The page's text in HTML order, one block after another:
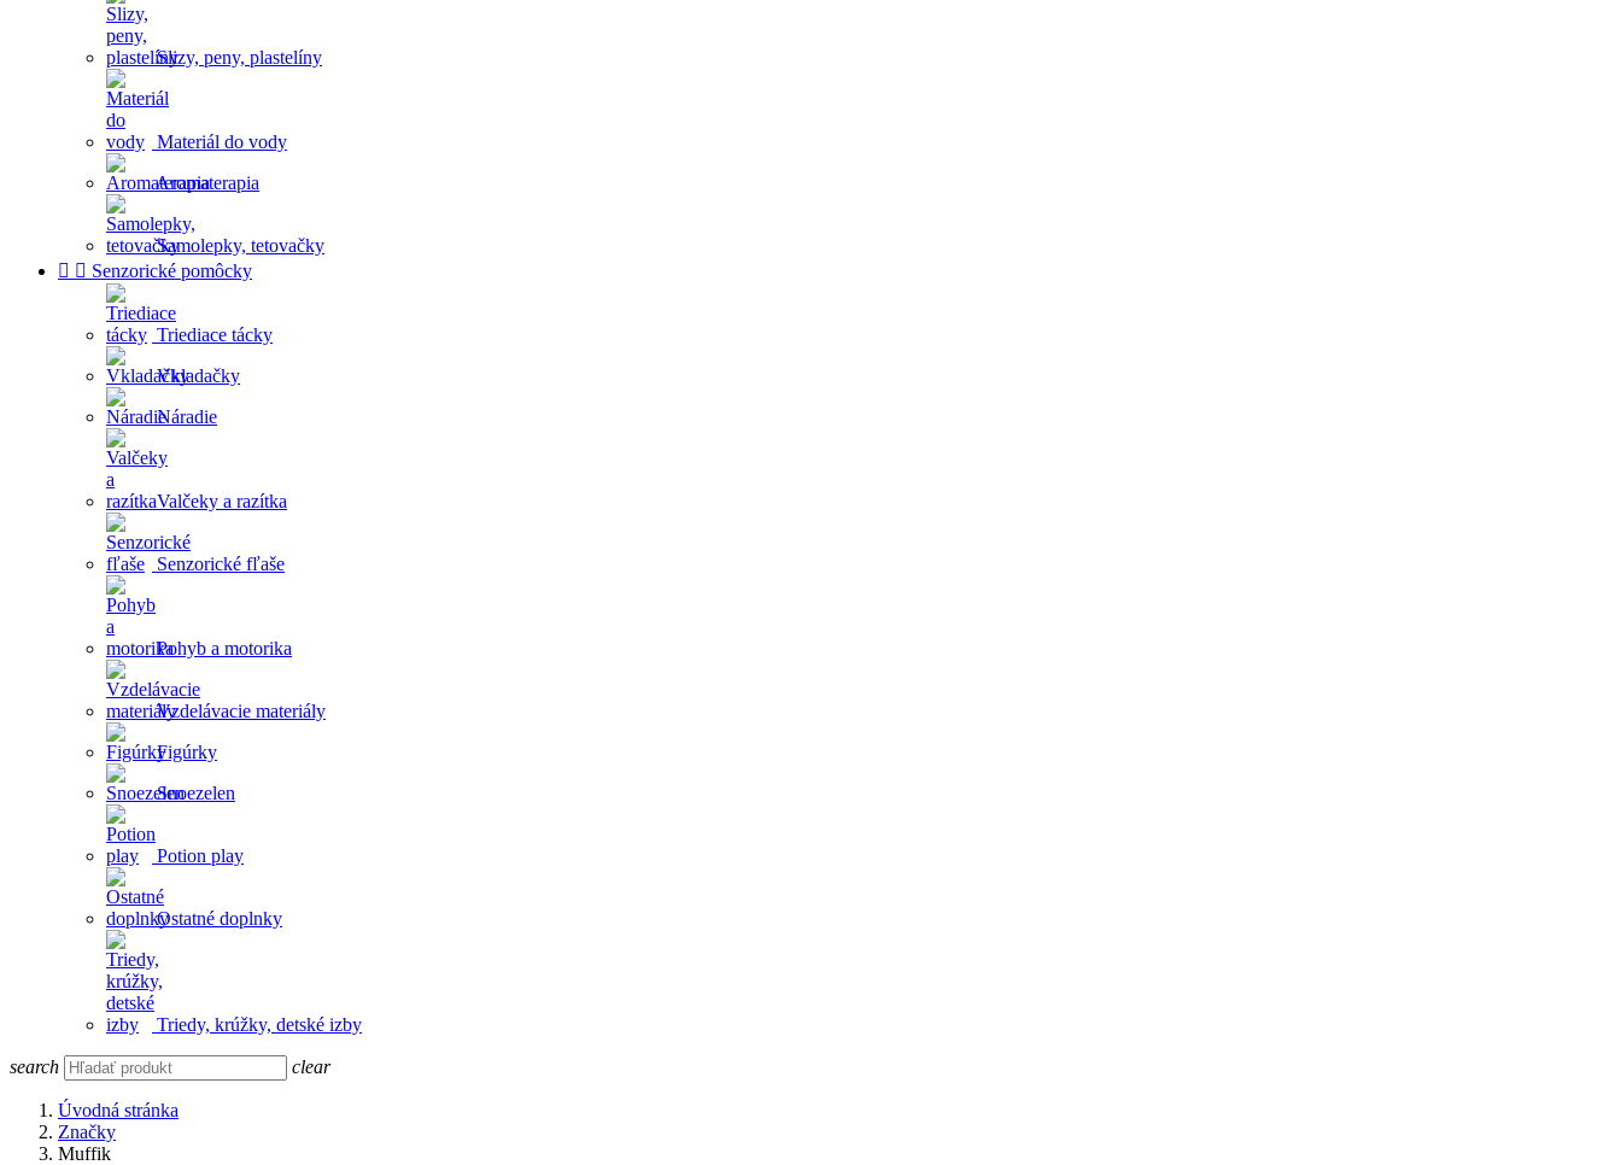
Slizy, peny, plastelíny
Materiál do vody
Aromaterapia
Samolepky, tetovačky
  Senzorické pomôcky
Triediace tácky
Vkladačky
Náradie
Valčeky a razítka
Senzorické fľaše
Pohyb a motorika
Vzdelávacie materiály
Figúrky
Snoezelen
Potion play
Ostatné doplnky
Triedy, krúžky, detské izby
search clear
Úvodná stránka
Značky
Muffik